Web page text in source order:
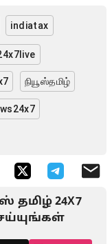
indiatax
நியூஸ்தமிழ்
தமிழ் 24X7